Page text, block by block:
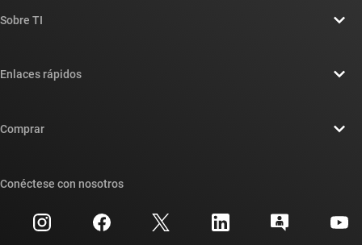
Sobre TI
Sala de redacción
Relaciones con los inversionistas
Enlaces rápidos
Búsqueda de referencias cruzadas
Centro de atención al cliente
Comprar
Conéctese con nosotros